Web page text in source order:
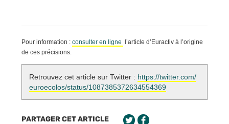
Pour information : consulter en ligne l’article d’Euractiv à l’origine
de ces précisions.
Retrouvez cet article sur Twitter : https://twitter.com/
euroecolos/status/1087385372634554369
PARTAGER CET ARTICLE